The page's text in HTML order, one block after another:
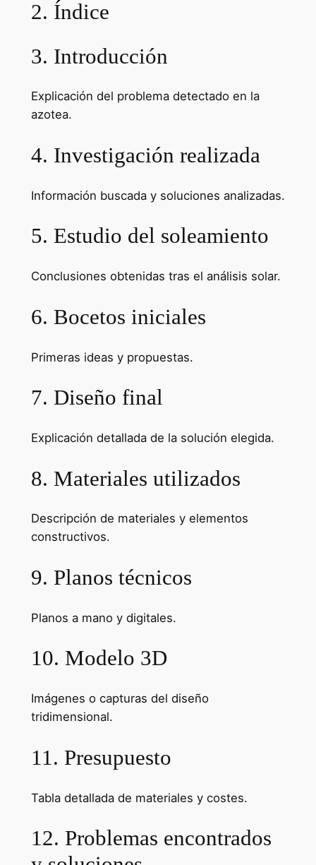
2. Índice
3. Introducción
Explicación del problema detectado en la
azotea.
4. Investigación realizada
Información buscada y soluciones analizadas.
5. Estudio del soleamiento
Conclusiones obtenidas tras el análisis solar.
6. Bocetos iniciales
Primeras ideas y propuestas.
7. Diseño final
Explicación detallada de la solución elegida.
8. Materiales utilizados
Descripción de materiales y elementos
constructivos.
9. Planos técnicos
Planos a mano y digitales.
10. Modelo 3D
Imágenes o capturas del diseño
tridimensional.
11. Presupuesto
Tabla detallada de materiales y costes.
12. Problemas encontrados